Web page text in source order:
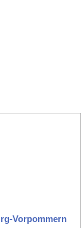
Vor­pom­mern